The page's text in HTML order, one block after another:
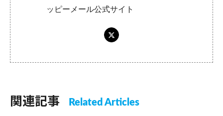
ッピーメール公式サイト
関連記事 Related Articles